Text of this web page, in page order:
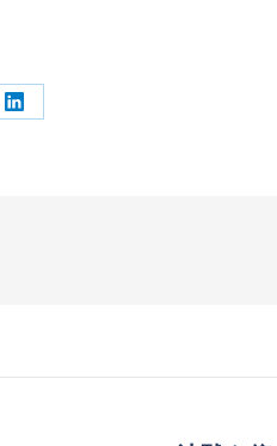
Share